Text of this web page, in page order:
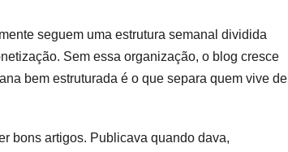
seguem uma estrutura semanal dividida
Sem essa organização, o blog cresce
bem estruturada é o que separa quem vive de
bons artigos. Publicava quando dava,